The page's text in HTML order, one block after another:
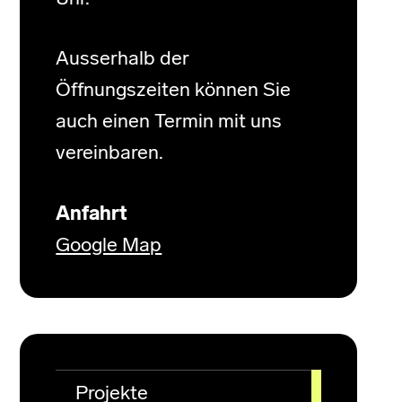
Ausserhalb der
Öffnungszeiten können Sie
auch einen Termin mit uns
vereinbaren.
Anfahrt
Google Map
Projekte